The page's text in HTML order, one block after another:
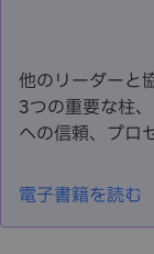
他のリーダーと
3つの重要な柱
への信頼、プロ
電子書籍を読む